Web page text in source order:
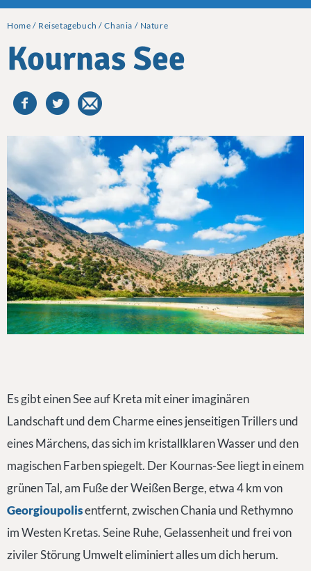
Home Reisetagebuch Chania Nature
Kournas See
Es gibt einen See auf Kreta mit einer imaginären
Landschaft und dem Charme eines jenseitigen Trillers und
eines Märchens, das sich im kristallklaren Wasser und den
magischen Farben spiegelt. Der Kournas-See liegt in einem
grünen Tal, am Fuße der Weißen Berge, etwa 4 km von
Georgioupolisentfernt, zwischen Chania und Rethymno
im Westen Kretas. Seine Ruhe, Gelassenheit und frei von
ziviler Störung Umwelt eliminiert alles um dich herum.